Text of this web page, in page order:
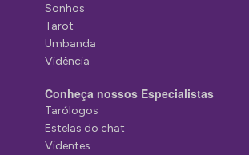
Sonhos
Tarot
Umbanda
Vidência
Conheça nossos Especialistas
Tarólogos
Estelas do chat
Videntes